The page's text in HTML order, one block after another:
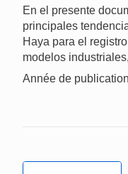
En el presente
principales
Haya para el
modelos
Année de